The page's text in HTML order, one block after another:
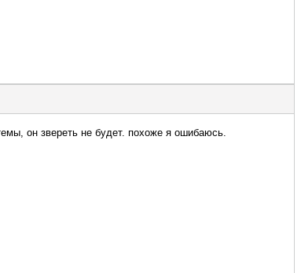
он звереть не будет. похоже я ошибаюсь.